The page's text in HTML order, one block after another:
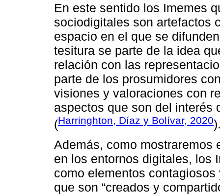
En este sentido los Imemes
sociodigitales son artefactos
espacio en el que se
tesitura se parte de la idea
relación con las
parte de los prosumidores
visiones y valoraciones con
aspectos que son del interés
(Harringhton, Díaz y Bolívar, 2020
Además, como mostraremos
en los entornos digitales, los
como elementos
que son “creados y